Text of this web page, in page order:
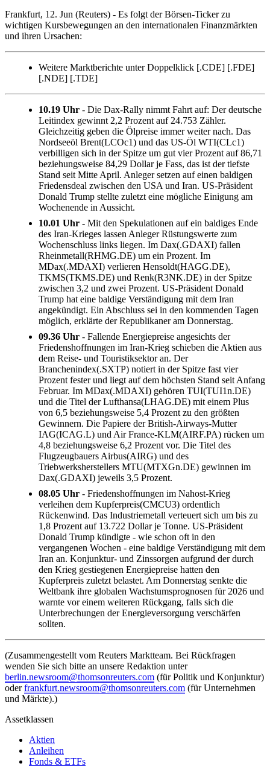
Frankfurt, 12. Jun (Reuters) - Es folgt der Börsen-Ticker zu
wichtigen Kursbewegungen an den internationalen Finanzmärkten
und ihren Ursachen:
Weitere Marktberichte unter Doppelklick [.CDE] [.FDE]
[.NDE] [.TDE]
10.19 Uhr - Die Dax-Rally nimmt Fahrt auf: Der deutsche
Leitindex gewinnt 2,2 Prozent auf 24.753 Zähler.
Gleichzeitig geben die Ölpreise immer weiter nach. Das
Nordseeöl Brent(LCOc1) und das US-Öl WTI(CLc1)
verbilligen sich in der Spitze um gut vier Prozent auf 86,71
beziehungsweise 84,29 Dollar je Fass, das ist der tiefste
Stand seit Mitte April. Anleger setzen auf einen baldigen
Friedensdeal zwischen den USA und Iran. US-Präsident
Donald Trump stellte zuletzt eine mögliche Einigung am
Wochenende in Aussicht.
10.01 Uhr - Mit den Spekulationen auf ein baldiges Ende
des Iran-Krieges lassen Anleger Rüstungswerte zum
Wochenschluss links liegen. Im Dax(.GDAXI) fallen
Rheinmetall(RHMG.DE) um ein Prozent. Im
MDax(.MDAXI) verlieren Hensoldt(HAGG.DE),
TKMS(TKMS.DE) und Renk(R3NK.DE) in der Spitze
zwischen 3,2 und zwei Prozent. US-Präsident Donald
Trump hat eine baldige Verständigung mit dem Iran
angekündigt. Ein Abschluss sei in den kommenden Tagen
möglich, erklärte der Republikaner am Donnerstag.
09.36 Uhr - Fallende Energiepreise angesichts der
Friedenshoffnungen im Iran-Krieg schieben die Aktien aus
dem Reise- und Touristiksektor an. Der
Branchenindex(.SXTP) notiert in der Spitze fast vier
Prozent fester und liegt auf dem höchsten Stand seit Anfang
Februar. Im MDax(.MDAXI) gehören TUI(TUI1n.DE)
und die Titel der Lufthansa(LHAG.DE) mit einem Plus
von 6,5 beziehungsweise 5,4 Prozent zu den größten
Gewinnern. Die Papiere der British-Airways-Mutter
IAG(ICAG.L) und Air France-KLM(AIRF.PA) rücken um
4,8 beziehungsweise 6,2 Prozent vor. Die Titel des
Flugzeugbauers Airbus(AIRG) und des
Triebwerksherstellers MTU(MTXGn.DE) gewinnen im
Dax(.GDAXI) jeweils 3,5 Prozent.
08.05 Uhr - Friedenshoffnungen im Nahost-Krieg
verleihen dem Kupferpreis(CMCU3) ordentlich
Rückenwind. Das Industriemetall verteuert sich um bis zu
1,8 Prozent auf 13.722 Dollar je Tonne. US-Präsident
Donald Trump kündigte - wie schon oft in den
vergangenen Wochen - eine baldige Verständigung mit dem
Iran an. Konjunktur- und Zinssorgen aufgrund der durch
den Krieg gestiegenen Energiepreise hatten den
Kupferpreis zuletzt belastet. Am Donnerstag senkte die
Weltbank ihre globalen Wachstumsprognosen für 2026 und
warnte vor einem weiteren Rückgang, falls sich die
Unterbrechungen der Energieversorgung verschärfen
sollten.
(Zusammengestellt vom Reuters Marktteam. Bei Rückfragen
wenden Sie sich bitte an unsere Redaktion unter
berlin.newsroom@thomsonreuters.com (für Politik und Konjunktur)
oderfrankfurt.newsroom@thomsonreuters.com (für Unternehmen
und Märkte).)
Assetklassen
Aktien
Anleihen
Fonds & ETFs